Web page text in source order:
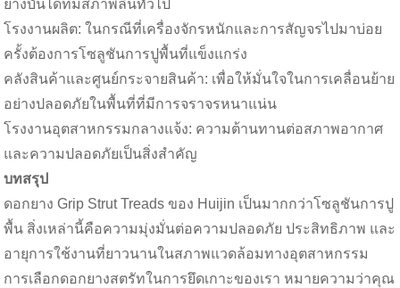
ยางบันไดที่มีสภาพลื่นทั่วไป
โรงงานผลิต: ในกรณีที่เครื่องจักรหนักและการสัญจรไปมาบ่อย
ครั้งต้องการโซลูชันการปูพื้นที่แข็งแกร่ง
คลังสินค้าและศูนย์กระจายสินค้า: เพื่อให้มั่นใจในการเคลื่อนย้าย
อย่างปลอดภัยในพื้นที่ที่มีการจราจรหนาแน่น
โรงงานอุตสาหกรรมกลางแจ้ง: ความต้านทานต่อสภาพอากาศ
และความปลอดภัยเป็นสิ่งสำคัญ
บทสรุป
ดอกยาง Grip Strut Treads ของ Huijin เป็นมากกว่าโซลูชันการปู
พื้น สิ่งเหล่านี้คือความมุ่งมั่นต่อความปลอดภัย ประสิทธิภาพ และ
อายุการใช้งานที่ยาวนานในสภาพแวดล้อมทางอุตสาหกรรม
การเลือกดอกยางสตรัทในการยึดเกาะของเรา หมายความว่าคุณ